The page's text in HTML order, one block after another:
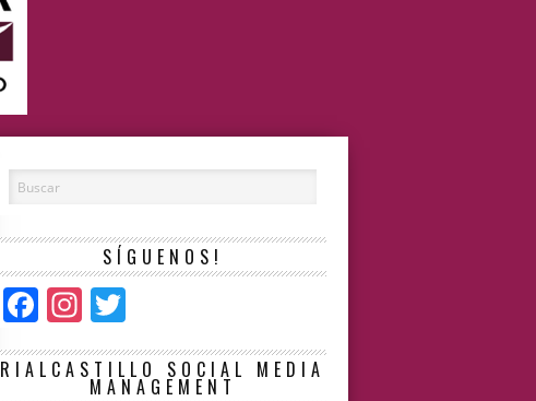
SÍGUENOS!
Facebook
Instagram
RIALCASTILLO SOCIAL MEDIA
MANAGEMENT